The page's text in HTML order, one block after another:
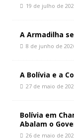
19 de julho de
A Armadilha
8 de junho de
A Bolívia e a
27 de maio de
Bolívia em
Abalam o
26 de maio de